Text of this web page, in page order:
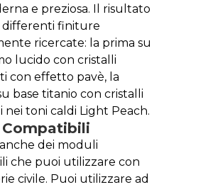
e preziosa. Il risultato
differenti finiture
ricercate: la prima su
lucido con cristalli
con effetto pavè, la
base titanio con cristalli
nei toni caldi Light Peach.
dei moduli
che puoi utilizzare con
civile. Puoi utilizzare ad